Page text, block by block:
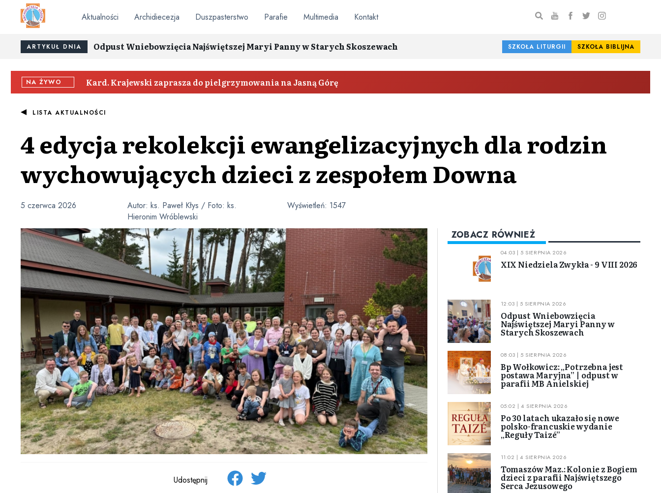
Aktualności Archidiecezja Duszpasterstwo Parafie Multimedia Kontakt
ARTYKUŁ DNIA Odpust Wniebowzięcia Najświętszej Maryi Panny w Starych Skoszewach SZKOŁA LITURGII SZKOŁA BIBLIJNA
NA ŻYWO Kard. Krajewski zaprasza do pielgrzymowania na Jasną Górę
LISTA AKTUALNOŚCI
4 edycja rekolekcji ewangelizacyjnych dla rodzin
wychowujących dzieci z zespołem Downa
Autor: ks. Paweł Kłys / Foto: ks.
Hieronim Wróblewski
5 czerwca 2026 Wyświetleń: 1547
Udostępnij
ZOBACZ RÓWNIEŻ
04:03 | 5 SIERPNIA 2026
XIX Niedziela Zwykła - 9 VIII 2026
12:03 | 5 SIERPNIA 2026
Odpust Wniebowzięcia
Najświętszej Maryi Panny w
Starych Skoszewach
08:03 | 5 SIERPNIA 2026
Bp Wołkowicz: „Potrzebna jest
postawa Maryjna” | odpust w
parafii MB Anielskiej
05:02 | 4 SIERPNIA 2026
Po 30 latach ukazało się nowe
polsko-francuskie wydanie
„Reguły Taizé”
11:02 | 4 SIERPNIA 2026
Tomaszów Maz.: Kolonie z Bogiem
dzieci z parafii Najświętszego
Serca Jezusowego